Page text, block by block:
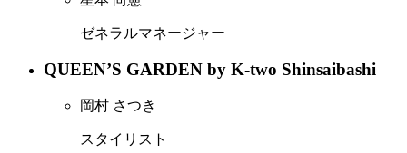
ゼネラルマネージャー
QUEEN’S GARDEN by K-two Shinsaibashi
岡村 さつき
スタイリスト